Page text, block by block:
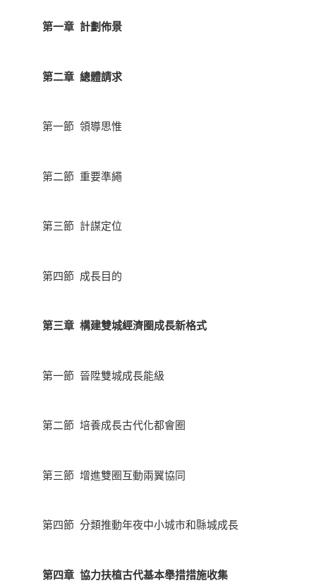
第一章 計劃佈景
第二章 總體請求
第一節 領導思惟
第二節 重要準繩
第三節 計謀定位
第四節 成長目的
第三章 構建雙城經濟圈成長新格式
第一節 晉陞雙城成長能級
第二節 培養成長古代化都會圈
第三節 增進雙圈互動兩翼協同
第四節 分類推動年夜中小城市和縣城成長
第四章 協力扶植古代基本舉措措施收集